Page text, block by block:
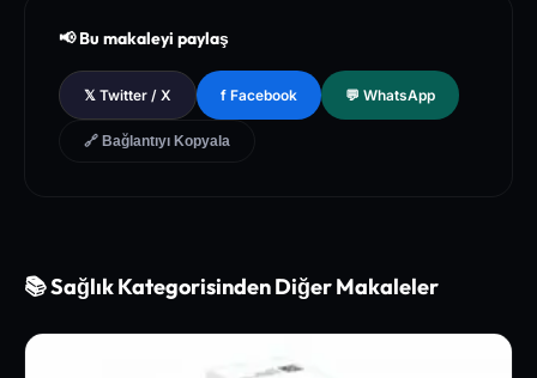
l Database of Peer-Reviewed Clinical Trials
[3]
The Lancet - Global Health and Preventive Medicine Guidel
ines for Chronic Metabolic Syndrome Management
📢 Bu makaleyi paylaş
𝕏 Twitter / X f Facebook 💬 WhatsApp
🔗 Bağlantıyı Kopyala
📚 Sağlık Kategorisinden Diğer Makaleler